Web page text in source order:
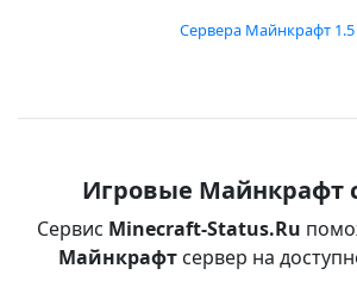
Сервера Майнкрафт 1.5
Игровые Майнкрафт
Сервис Minecraft-Status.Ru
Майнкрафтсервер на